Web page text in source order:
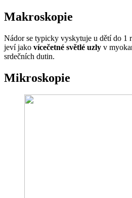
Makroskopie
Nádor se typicky vyskytuje u dětí do 1
jeví jako vícečetné světlé uzly v
srdečních dutin.
Mikroskopie